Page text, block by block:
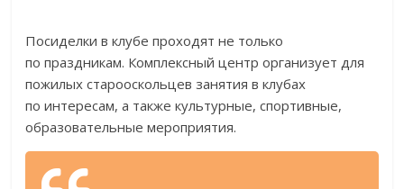
Посиделки в клубе проходят не только
по праздникам. Комплексный центр организует для
пожилых старооскольцев занятия в клубах
по интересам, а также культурные, спортивные,
образовательные мероприятия.